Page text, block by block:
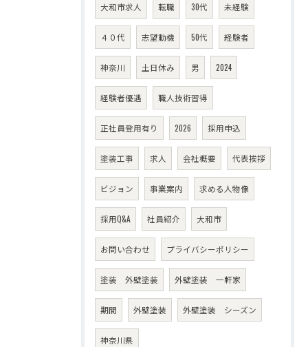
大和市求人 転職 30代 未経験
４０代 志望動機 50代 経験者
神奈川 土日休み 男 2024
経験者優遇 職人技術習得
正社員登用有り 2026 採用申込
塗装工事 求人 会社概要 代表挨拶
ビジョン 事業案内 求める人物像
採用Q&A 社員紹介 大和市
お問い合わせ プライバシーポリシー
塗装 外壁塗装 外壁塗装 一軒家
期間 外壁塗装 外壁塗装 シーズン
神奈川県